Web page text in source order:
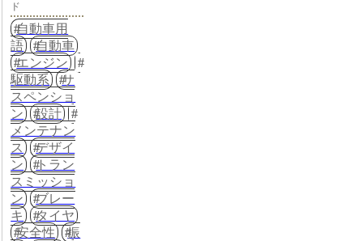
ド
自動車用
語
自動車
エンジン
駆動系
サ
スペンショ
ン
設計
メンテナン
ス
デザイ
ン
トラン
スミッショ
ン
ブレー
キ
タイヤ
安全性
振